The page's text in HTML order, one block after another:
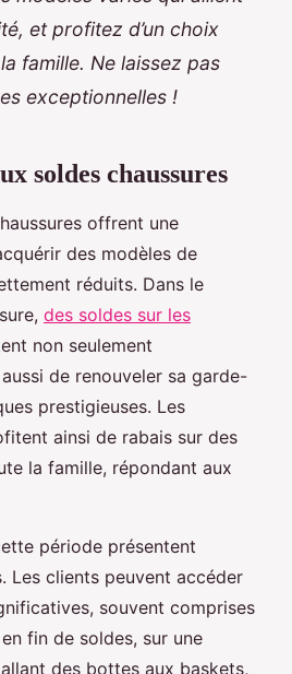
et profitez d’un choix
famille. Ne laissez pas
exceptionnelles !
soldes chaussures
offrent une
des modèles de
réduits. Dans le
des soldes sur les
non seulement
de renouveler sa garde-
prestigieuses. Les
ainsi de rabais sur des
la famille, répondant aux
période présentent
Les clients peuvent accéder
souvent comprises
fin de soldes, sur une
des bottes aux baskets,